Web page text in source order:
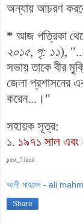
অন্যায় আচরণ
* আজ পত্রিকা
২০১৫, পৃ: ১১),
সভায় তাকে বীর
জেলা প্রশাসনের
করেন...।"
সহায়ক সূত্র:
১. ১৯৭১ সাল
post_7.html
আলী মাহমেদ - ali
Share